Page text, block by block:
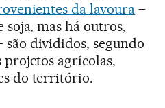
da lavoura –
mas há outros,
divididos, segundo
projetos agrícolas,
do território.